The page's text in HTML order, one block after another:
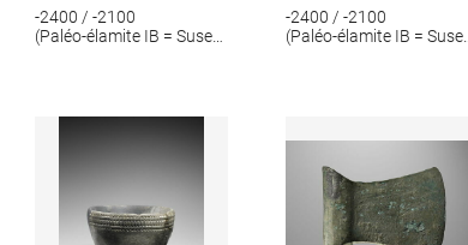
-2400 / -2100
(Paléo-élamite IB = Suse
-2400 / -2100
(Paléo-élamite IB = Suse